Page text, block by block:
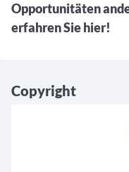
Opportunitäten
erfahren Sie hier!
Copyright